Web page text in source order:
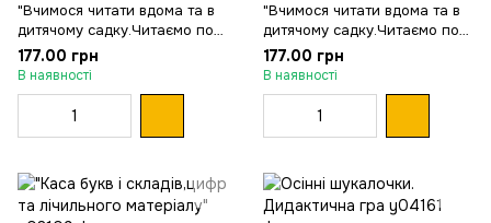
"Вчимося читати вдома та в
дитячому садку.Читаємо по
буквах (У); 75; 11106015У;"
177.00 грн
В наявності
"Вчимося читати вдома та в
дитячому садку.Читаємо по
складах (У); 75;11106016У;"
177.00 грн
В наявності